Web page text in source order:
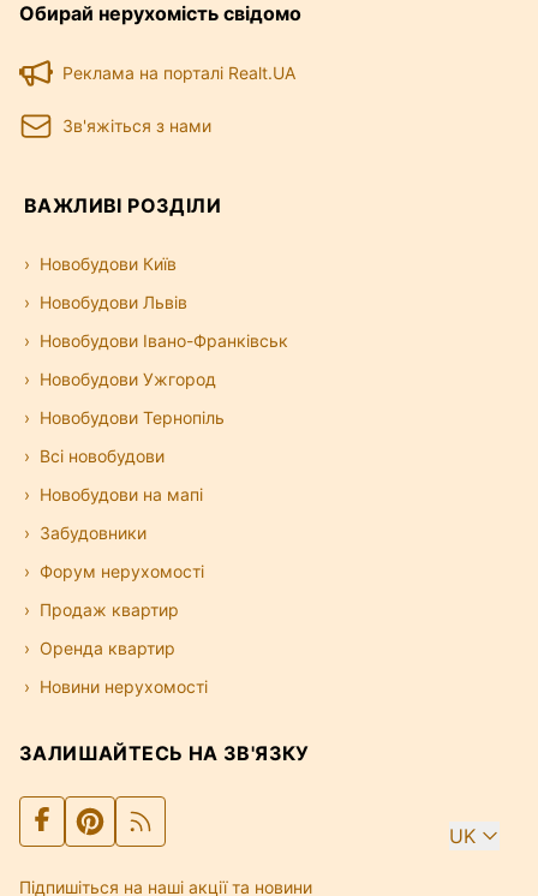
Обирай нерухомість свідомо
Реклама на порталі Realt.UA
Зв'яжіться з нами
ВАЖЛИВІ РОЗДІЛИ
Новобудови Київ
Новобудови Львів
Новобудови Івано-Франківськ
Новобудови Ужгород
Новобудови Тернопіль
Всі новобудови
Новобудови на мапі
Забудовники
Форум нерухомості
Продаж квартир
Оренда квартир
Новини нерухомості
ЗАЛИШАЙТЕСЬ НА ЗВ'ЯЗКУ
UK
Підпишіться на наші акції та новини